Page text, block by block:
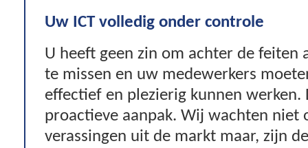
Uw ICT volledig onder controle
U heeft geen zin om achter de feiten
te missen en uw medewerkers
effectief en plezierig kunnen
proactieve aanpak. Wij wachten niet
verassingen uit de markt maar, zijn